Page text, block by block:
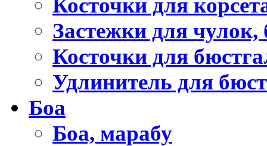
Косточки для
Застежки для чулок,
Косточки для
Удлинитель для
Боа
Боа, марабу